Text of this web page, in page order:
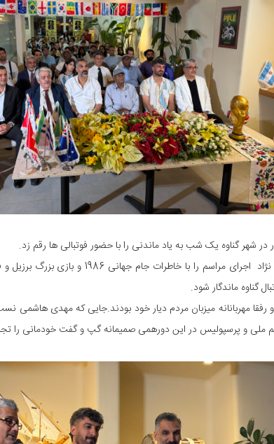
در شهر گناوه یک شب به یاد ماندنی را با حضور فوتبالی ها رقم زد.
دکتر شاهین بهرام نژاد اجرای مراسم را با
گناوه ماندگار شود.
و رفقا مهربانانه میزبان مردم دیار خود بودند.جایی که مهدی
ملی و پرسپولیس در این دورهمی صمیمانه گپ و گفت خودمانی را